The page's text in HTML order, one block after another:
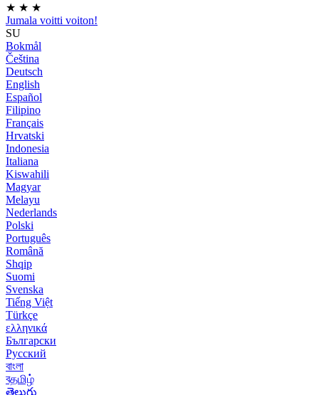
★ ★ ★
Jumala voitti voiton!
SU
Bokmål
Čeština
Deutsch
English
Español
Filipino
Français
Hrvatski
Indonesia
Italiana
Kiswahili
Magyar
Melayu
Nederlands
Polski
Português
Română
Shqip
Suomi
Svenska
Tiếng Việt
Türkçe
ελληνικά
Български
Русский
বাংলা
বதமிழ்
తెలుగు